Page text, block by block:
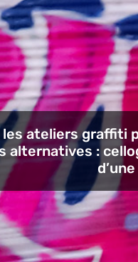
les ateliers graffiti
alternatives :